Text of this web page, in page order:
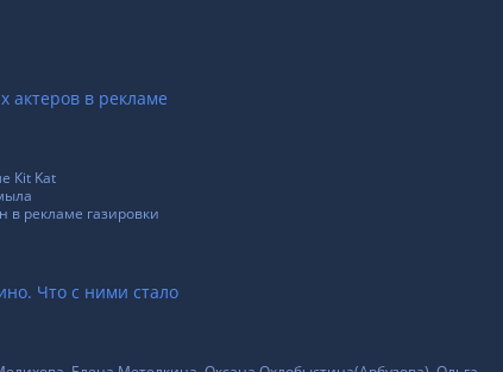
актеров в рекламе
Кit Kat
в рекламе газировки
Что с ними стало